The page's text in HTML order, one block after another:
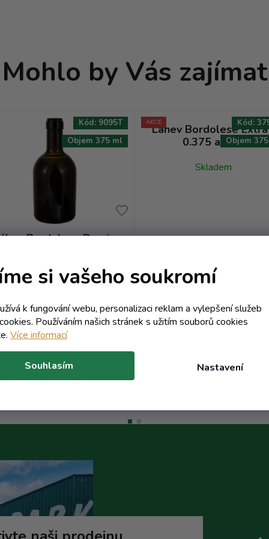
si vašeho soukromí
k fungování webu, personalizaci reklam a vylepšení služeb
Používáním našich stránek s užitím souborů cookies
Více informací
Nastavení
Souhlasím
Mohlo by Vás zajímat
Bordolese Demi -
Skladem
41,68 Kč včetně DPH
34,45 Kč
Do košíku
Objem 375 ml
Kód: 9095T AKCE
Láhev Bordolese
0.375 antik I
Skladem
4,99 Kč/ ks
46,32 Kč
Do
Objem
Kód: